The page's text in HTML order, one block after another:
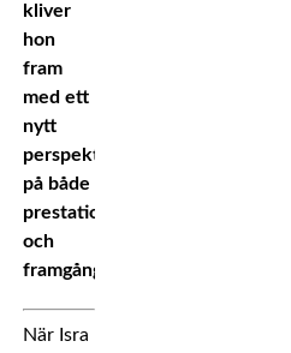
kliver
hon
fram
med ett
nytt
perspektiv
på både
prestation
och
framgång.
När Isra